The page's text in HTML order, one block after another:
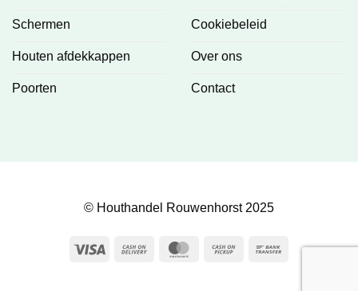
Schermen
Houten afdekkappen
Poorten
Cookiebeleid
Over ons
Contact
© Houthandel Rouwenhorst 2025
Visa
Cash
MasterCard
Cash
Bank